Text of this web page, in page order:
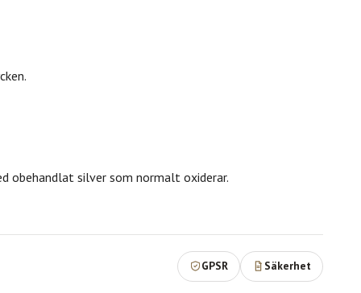
obehandlat silver som normalt oxiderar.
GPSR Säkerhet